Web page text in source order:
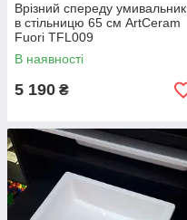
Врізний спереду умивальник
в стільницю 65 см ArtCeram
Fuori TFL009
В наявності
5 190 ₴